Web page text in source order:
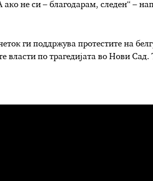
ако не си – благодарам, следен“ –
ги поддржува протестите на
власти по трагедијата во Нови Сад.